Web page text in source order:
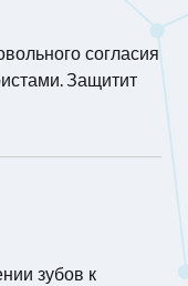
согласия
Защитит
зубов к